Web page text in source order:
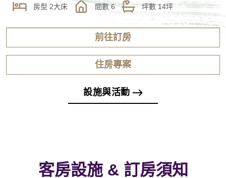
房型 2大床 間數6 坪數14坪
前往訂房
住房專案
設施與活動
客房設施 & 訂房須知